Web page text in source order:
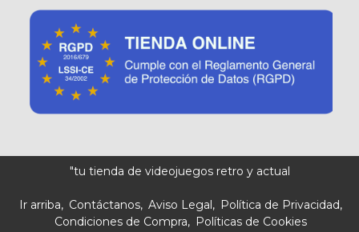
"tu tienda de videojuegos retro y actual
Ir arriba Contáctanos Aviso Legal
Política de Privacidad
Condiciones de Compra
Políticas de Cookies